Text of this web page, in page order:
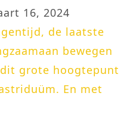
16, 2024
de laatste
bewegen
grote hoogtepunt
En met